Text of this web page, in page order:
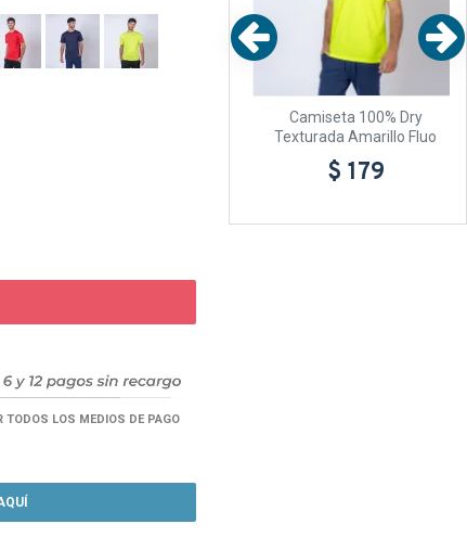
TODOS LOS MEDIOS DE PAGO
Camiseta 100% Dry
Texturada Amarillo Fluo
$ 179